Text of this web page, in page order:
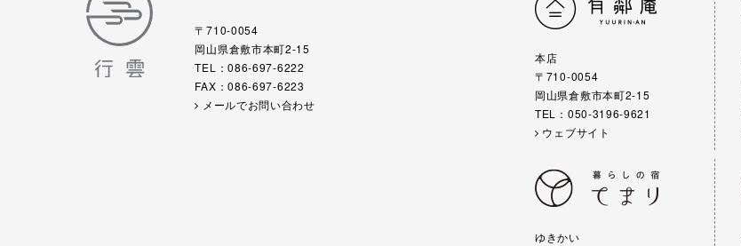
〒710-0054
岡山県倉敷市本町2-15
TEL：086-697-6222
FAX：086-697-6223
メールでお問い合わせ
本店
〒710-0054
岡山県倉敷市本町2-15
TEL：050-3196-9621
ウェブサイト
ゆきかい